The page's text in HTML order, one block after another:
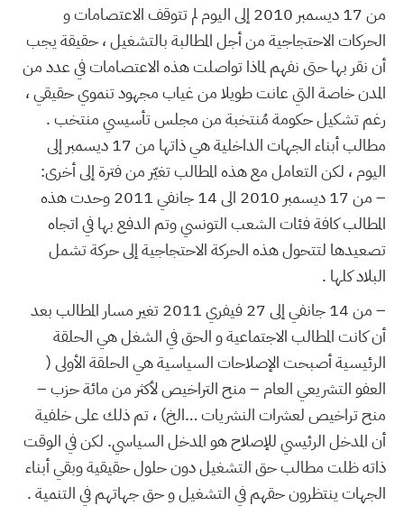
من 17 ديسمبر 2010 إلى اليوم لم تتوقف الاعتصامات و
الحركات الاحتجاجية من أجل المطالبة بالتشغيل ، حقيقة يجب
أن نقر بها حتى نفهم لماذا تواصلت هذه الاعتصامات في عدد من
المدن خاصة التي عانت طويلا من غياب مجهود تنموي حقيقي ،
رغم تشكيل حكومة مُنتخبة من مجلس تأسيسي منتخب .
مطالب أبناء الجهات الداخلية هي ذاتها من 17 ديسمبر إلى
اليوم ، لكن التعامل مع هذه المطالب تغيّر من فترة إلى أخرى:
– من 17 ديسمبر 2010 الى 14 جانفي 2011 وحدت هذه
المطالب كافة فئات الشعب التونسي وتم الدفع بها في اتجاه
تصعيدها لتتحول هذه الحركة الاحتجاجية إلى حركة تشمل
البلاد كلها .
– من 14 جانفي إلى 27 فيفري 2011 تغير مسار المطالب بعد
أن كانت المطالب الاجتماعية و الحق في الشغل هي الحلقة
الرئيسية أصبحت الإصلاحات السياسية هي الحلقة الأولى (
العفو التشريعي العام – منح التراخيص لأكثر من مائة حزب –
منح تراخيص لعشرات النشريات …الخ) ، تم ذلك على خلفية
أن المدخل الرئيسي للإصلاح هو المدخل السياسي. لكن في الوقت
ذاته ظلت مطالب حق التشغيل دون حلول حقيقية وبقي أبناء
الجهات ينتظرون حقهم في التشغيل و حق جهاتهم في التنمية .